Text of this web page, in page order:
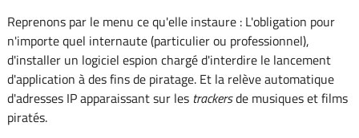
Reprenons par le menu ce qu'elle instaure : L'obligation pour
n'importe quel internaute (particulier ou professionnel),
d'installer un logiciel espion chargé d'interdire le lancement
d'application à des fins de piratage. Et la relève automatique
d'adresses IP apparaissant sur les trackersde musiques et films
piratés.